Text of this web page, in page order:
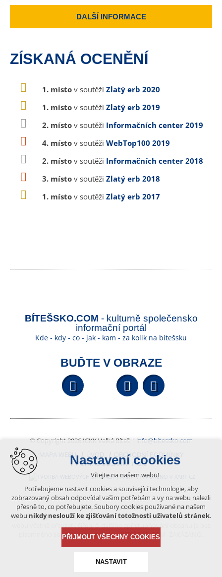
DALŠÍ INFORMACE
ZÍSKANÁ OCENĚNÍ
1. místo v soutěži Zlatý erb 2020
1. místo v soutěži Zlatý erb 2019
2. místo v soutěži Informačních center 2019
4. místo v soutěži WebTop100 2019
2. místo v soutěži Informačních center 2018
3. místo v soutěži Zlatý erb 2018
1. místo v soutěži Zlatý erb 2017
BÍTEŠSKO.COM - kulturně společensko
informační portál
Kde - kdy - co - jak - kam - za kolik na bítešsku
BUĎTE V OBRAZE
Facebook YouTube
© Copyright 2026 ICKK Velká Bíteš | info@bitessko.com
MAPA WEBU
ÚVOD
OBCHODNÍ PODMÍNKY
PORTÁL OBČANA
GIS
VYTVOŘENO V XART.CZ
Obsah tohoto portálu je chráněn autorským právem, které
vykonává vydavatel. Jakékoliv užití článků a fotografií z této podoby
písemného souhlasu vydavatele – BÍTEŠSKO.COM -ZAKÁZÁNO.
Nastavení cookies
Vítejte na našem webu!
Potřebujeme nastavit cookies a související technologie, aby
zobrazovaný obsah odpovídal vašim potřebám a vy na webu nalezli
přesně to, co potřebujete. Soubory cookies používané na našem
webu nikdy neslouží ke zjišťování totožnosti uživatelů stránek.
PŘIJMOUT VŠECHNY COOKIES
NASTAVIT